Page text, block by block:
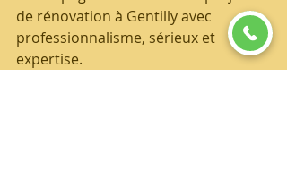
de rénovation à Gentilly avec
professionnalisme, sérieux et
expertise.